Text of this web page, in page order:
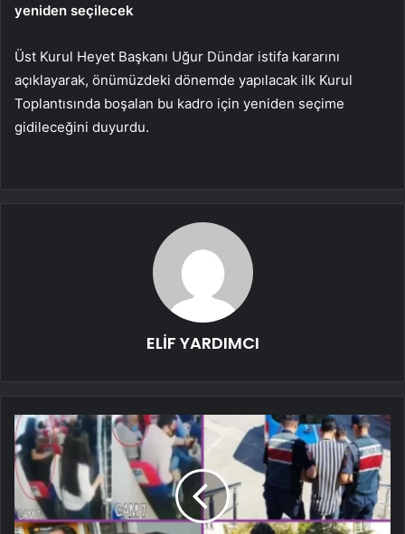
yeniden seçilecek
Üst Kurul Heyet Başkanı Uğur Dündar istifa kararını
açıklayarak, önümüzdeki dönemde yapılacak ilk Kurul
Toplantısında boşalan bu kadro için yeniden seçime
gidileceğini duyurdu.
ELİF YARDIMCI